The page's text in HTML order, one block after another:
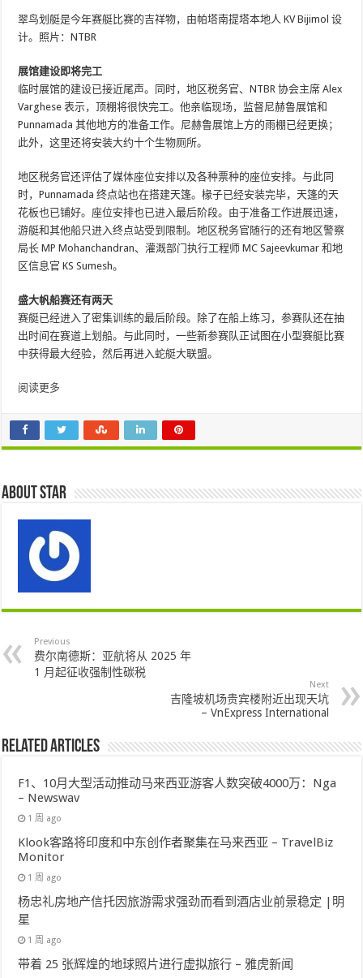
翠鸟划艇是今年赛艇比赛的吉祥物，由帕塔南提塔本地人 KV Bijimol 设
计。照片：NTBR
展馆建设即将完工
临时展馆的建设已接近尾声。同时，地区税务官、NTBR 协会主席 Alex
Varghese 表示，顶棚将很快完工。他亲临现场，监督尼赫鲁展馆和
Punnamada 其他地方的准备工作。尼赫鲁展馆上方的雨棚已经更换；
此外，这里还将安装大约十个生物厕所。
地区税务官还评估了媒体座位安排以及各种票种的座位安排。与此同
时，Punnamada 终点站也在搭建天篷。椽子已经安装完毕，天篷的天
花板也已铺好。座位安排也已进入最后阶段。由于准备工作进展迅速，
游艇和其他船只进入终点站受到限制。地区税务官随行的还有地区警察
局长 MP Mohanchandran、灌溉部门执行工程师 MC Sajeevkumar 和地
区信息官 KS Sumesh。
盛大帆船赛还有两天
赛艇已经进入了密集训练的最后阶段。除了在船上练习，参赛队还在抽
出时间在赛道上划船。与此同时，一些新参赛队正试图在小型赛艇比赛
中获得最大经验，然后再进入蛇艇大联盟。
阅读更多
About star
Previous
费尔南德斯：亚航将从 2025 年
1 月起征收强制性碳税
Next
吉隆坡机场贵宾楼附近出现天坑
– VnExpress International
Related Articles
F1、10月大型活动推动马来西亚游客人数突破4000万：Nga
– Newswav
1 周 ago
Klook客路将印度和中东创作者聚集在马来西亚 – TravelBiz
Monitor
1 周 ago
杨忠礼房地产信托因旅游需求强劲而看到酒店业前景稳定 |明
星
1 周 ago
带着 25 张辉煌的地球照片进行虚拟旅行 – 雅虎新闻